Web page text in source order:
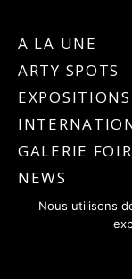
A LA UNE
ARTY SPOTS
EXPOSITIONS
GALERIE
NEWS
NON CLASSÉ
PODCASTS
Nous utilisons